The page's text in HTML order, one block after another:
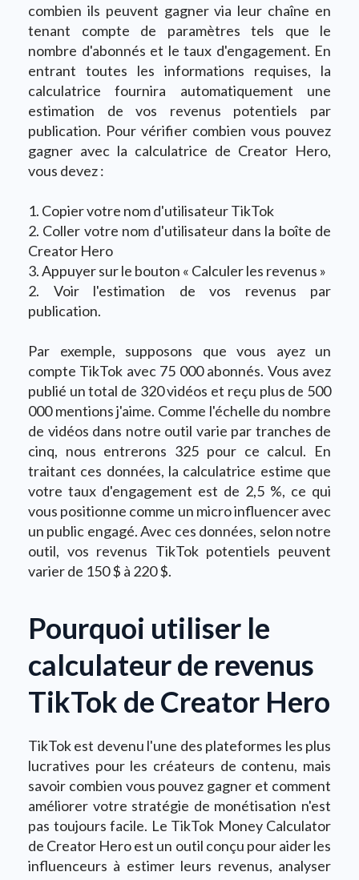
combien ils peuvent gagner via leur chaîne en
tenant compte de paramètres tels que le
nombre d'abonnés et le taux d'engagement. En
entrant toutes les informations requises, la
calculatrice fournira automatiquement une
estimation de vos revenus potentiels par
publication. Pour vérifier combien vous pouvez
gagner avec la calculatrice de Creator Hero,
vous devez :
1. Copier votre nom d'utilisateur TikTok
2. Coller votre nom d'utilisateur dans la boîte de
Creator Hero
3. Appuyer sur le bouton « Calculer les revenus »
2. Voir l'estimation de vos revenus par
publication.
Par exemple, supposons que vous ayez un
compte TikTok avec 75 000 abonnés. Vous avez
publié un total de 320 vidéos et reçu plus de 500
000 mentions j'aime. Comme l'échelle du nombre
de vidéos dans notre outil varie par tranches de
cinq, nous entrerons 325 pour ce calcul. En
traitant ces données, la calculatrice estime que
votre taux d'engagement est de 2,5 %, ce qui
vous positionne comme un micro influencer avec
un public engagé. Avec ces données, selon notre
outil, vos revenus TikTok potentiels peuvent
varier de 150 $ à 220 $.
Pourquoi utiliser le
calculateur de revenus
TikTok de Creator Hero
TikTok est devenu l'une des plateformes les plus
lucratives pour les créateurs de contenu, mais
savoir combien vous pouvez gagner et comment
améliorer votre stratégie de monétisation n'est
pas toujours facile. Le TikTok Money Calculator
de Creator Hero est un outil conçu pour aider les
influenceurs à estimer leurs revenus, analyser